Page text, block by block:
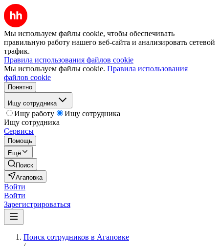
Мы используем файлы cookie, чтобы обеспечивать
правильную работу нашего веб-сайта и анализировать сетевой
трафик.
Правила использования файлов cookie
Мы используем файлы cookie. Правила использования
файлов cookie
Понятно
Ищу сотрудника
Ищу работу
Ищу сотрудника
Ищу сотрудника
Сервисы
Помощь
Ещё
Поиск
Агаповка
Войти
Войти
Зарегистрироваться
Поиск сотрудников в Агаповке